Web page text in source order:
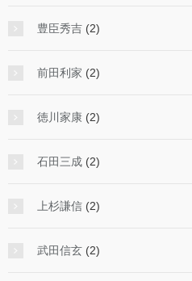
豊臣秀吉 (2)
前田利家 (2)
徳川家康 (2)
石田三成 (2)
上杉謙信 (2)
武田信玄 (2)